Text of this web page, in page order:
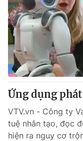
Ứng dụng
VTV.vn - Công ty
tuệ nhân tạo, đọc
hiện ra nguy cơ